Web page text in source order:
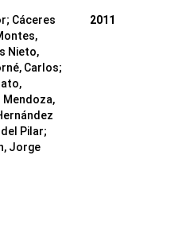
; Cáceres
Nieto,
Carlos;
Mendoza,
Pilar;
Jorge
2011